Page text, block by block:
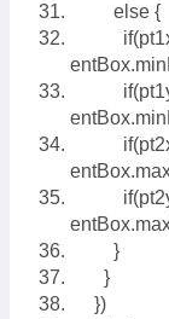
else {
if(pt1x >
if(pt1y >
if(pt2x <
if(pt2y <
}
}
})